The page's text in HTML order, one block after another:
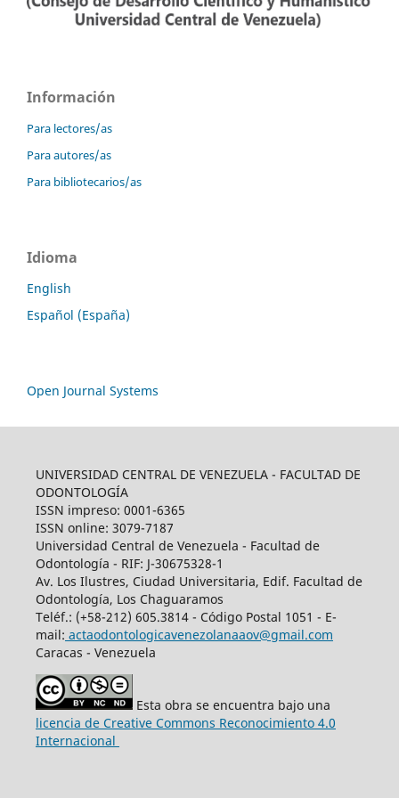
Información
Para lectores/as
Para autores/as
Para bibliotecarios/as
Idioma
English
Español (España)
Open Journal Systems
UNIVERSIDAD CENTRAL DE VENEZUELA - FACULTAD DE
ODONTOLOGÍA
ISSN impreso: 0001-6365
ISSN online: 3079-7187
Universidad Central de Venezuela - Facultad de
Odontología - RIF: J-30675328-1
Av. Los Ilustres, Ciudad Universitaria, Edif. Facultad de
Odontología, Los Chaguaramos
Teléf.: (+58-212) 605.3814 - Código Postal 1051 - E-
mail: actaodontologicavenezolanaaov@gmail.com
Caracas - Venezuela
Esta obra se encuentra bajo una
licencia de Creative Commons Reconocimiento 4.0
Internacional